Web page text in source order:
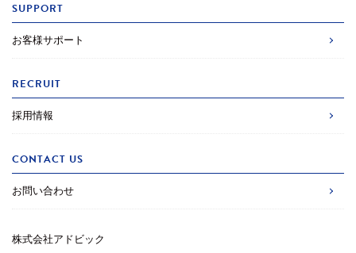
SUPPORT
お客様サポート
RECRUIT
採用情報
CONTACT US
お問い合わせ
株式会社アドビック